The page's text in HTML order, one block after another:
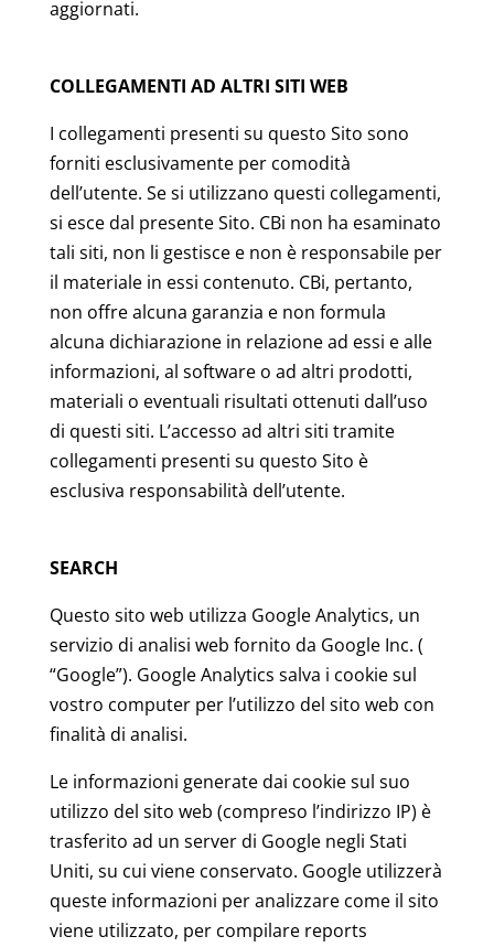
aggiornati.
COLLEGAMENTI AD ALTRI SITI WEB
I collegamenti presenti su questo Sito sono
forniti esclusivamente per comodità
dell’utente. Se si utilizzano questi collegamenti,
si esce dal presente Sito. CBi non ha esaminato
tali siti, non li gestisce e non è responsabile per
il materiale in essi contenuto. CBi, pertanto,
non offre alcuna garanzia e non formula
alcuna dichiarazione in relazione ad essi e alle
informazioni, al software o ad altri prodotti,
materiali o eventuali risultati ottenuti dall’uso
di questi siti. L’accesso ad altri siti tramite
collegamenti presenti su questo Sito è
esclusiva responsabilità dell’utente.
SEARCH
Questo sito web utilizza Google Analytics, un
servizio di analisi web fornito da Google Inc. (
“Google”). Google Analytics salva i cookie sul
vostro computer per l’utilizzo del sito web con
finalità di analisi.
Le informazioni generate dai cookie sul suo
utilizzo del sito web (compreso l’indirizzo IP) è
trasferito ad un server di Google negli Stati
Uniti, su cui viene conservato. Google utilizzerà
queste informazioni per analizzare come il sito
viene utilizzato, per compilare reports